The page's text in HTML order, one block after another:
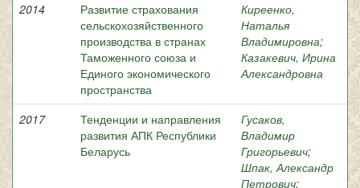
2014
Развитие страхования
сельскохозяйственного
производства в странах
Таможенного союза и
Единого экономического
пространства
Киреенко,
Наталья
Владимировна;
Казакевич, Ирина
Александровна
2017
Тенденции и направления
развития АПК Республики
Беларусь
Гусаков,
Владимир
Григорьевич;
Шпак, Александр
Петрович;